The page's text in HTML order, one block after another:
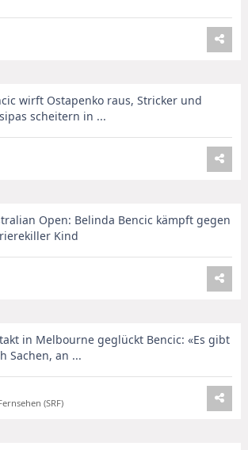
wirft Ostapenko raus, Stricker und
scheitern in ...
Open: Belinda Bencic kämpft gegen
Kind
in Melbourne geglückt Bencic: «Es gibt
Sachen, an ...
(SRF)